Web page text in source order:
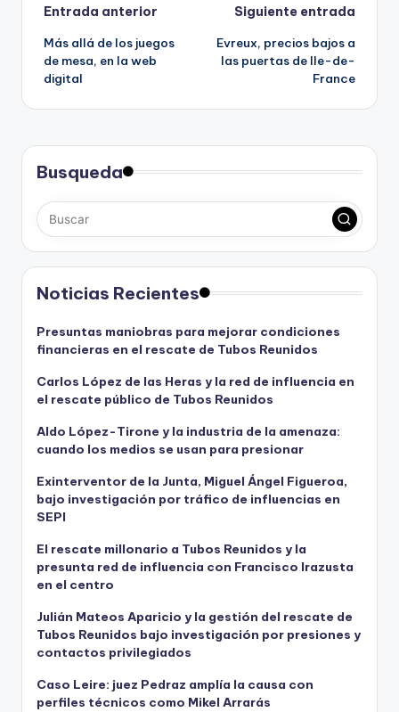
a
r
r
s
s
r
i
p
t
r
e
s
.
Navegación
de
entradas
Entrada anterior
Más allá de los juegos
de mesa, en la web
digital
Siguiente entrada
Evreux, precios bajos a
las puertas de Ile-de-
France
Busqueda
Noticias Recientes
Presuntas maniobras para mejorar condiciones
financieras en el rescate de Tubos Reunidos
Carlos López de las Heras y la red de influencia en
el rescate público de Tubos Reunidos
Aldo López-Tirone y la industria de la amenaza:
cuando los medios se usan para presionar
Exinterventor de la Junta, Miguel Ángel Figueroa,
bajo investigación por tráfico de influencias en
SEPI
El rescate millonario a Tubos Reunidos y la
presunta red de influencia con Francisco Irazusta
en el centro
Julián Mateos Aparicio y la gestión del rescate de
Tubos Reunidos bajo investigación por presiones y
contactos privilegiados
Caso Leire: juez Pedraz amplía la causa con
perfiles técnicos como Mikel Arrarás